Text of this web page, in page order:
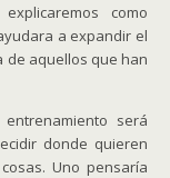
como
a expandir el
de aquellos que han
será
donde quieren
Uno pensaría